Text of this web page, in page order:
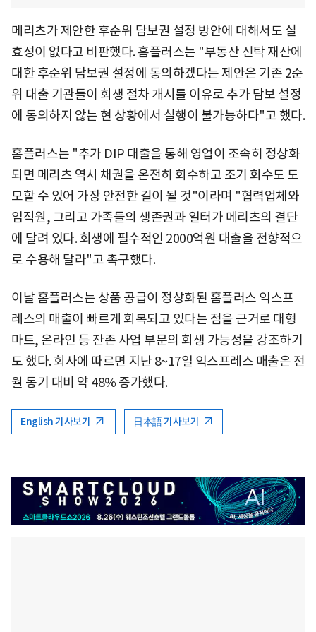
메리츠가 제안한 후순위 담보권 설정 방안에 대해서도 실
효성이 없다고 비판했다. 홈플러스는 "부동산 신탁 재산에
대한 후순위 담보권 설정에 동의하겠다는 제안은 기존 2순
위 대출 기관들이 회생 절차 개시를 이유로 추가 담보 설정
에 동의하지 않는 현 상황에서 실행이 불가능하다"고 했다.
홈플러스는 "추가 DIP 대출을 통해 영업이 조속히 정상화
되면 메리츠 역시 채권을 온전히 회수하고 조기 회수도 도
모할 수 있어 가장 안전한 길이 될 것"이라며 "협력업체와
임직원, 그리고 가족들의 생존권과 일터가 메리츠의 결단
에 달려 있다. 회생에 필수적인 2000억원 대출을 전향적으
로 수용해 달라"고 촉구했다.
이날 홈플러스는 상품 공급이 정상화된 홈플러스 익스프
레스의 매출이 빠르게 회복되고 있다는 점을 근거로 대형
마트, 온라인 등 잔존 사업 부문의 회생 가능성을 강조하기
도 했다. 회사에 따르면 지난 8~17일 익스프레스 매출은 전
월 동기 대비 약 48% 증가했다.
English 기사보기 日本語 기사보기